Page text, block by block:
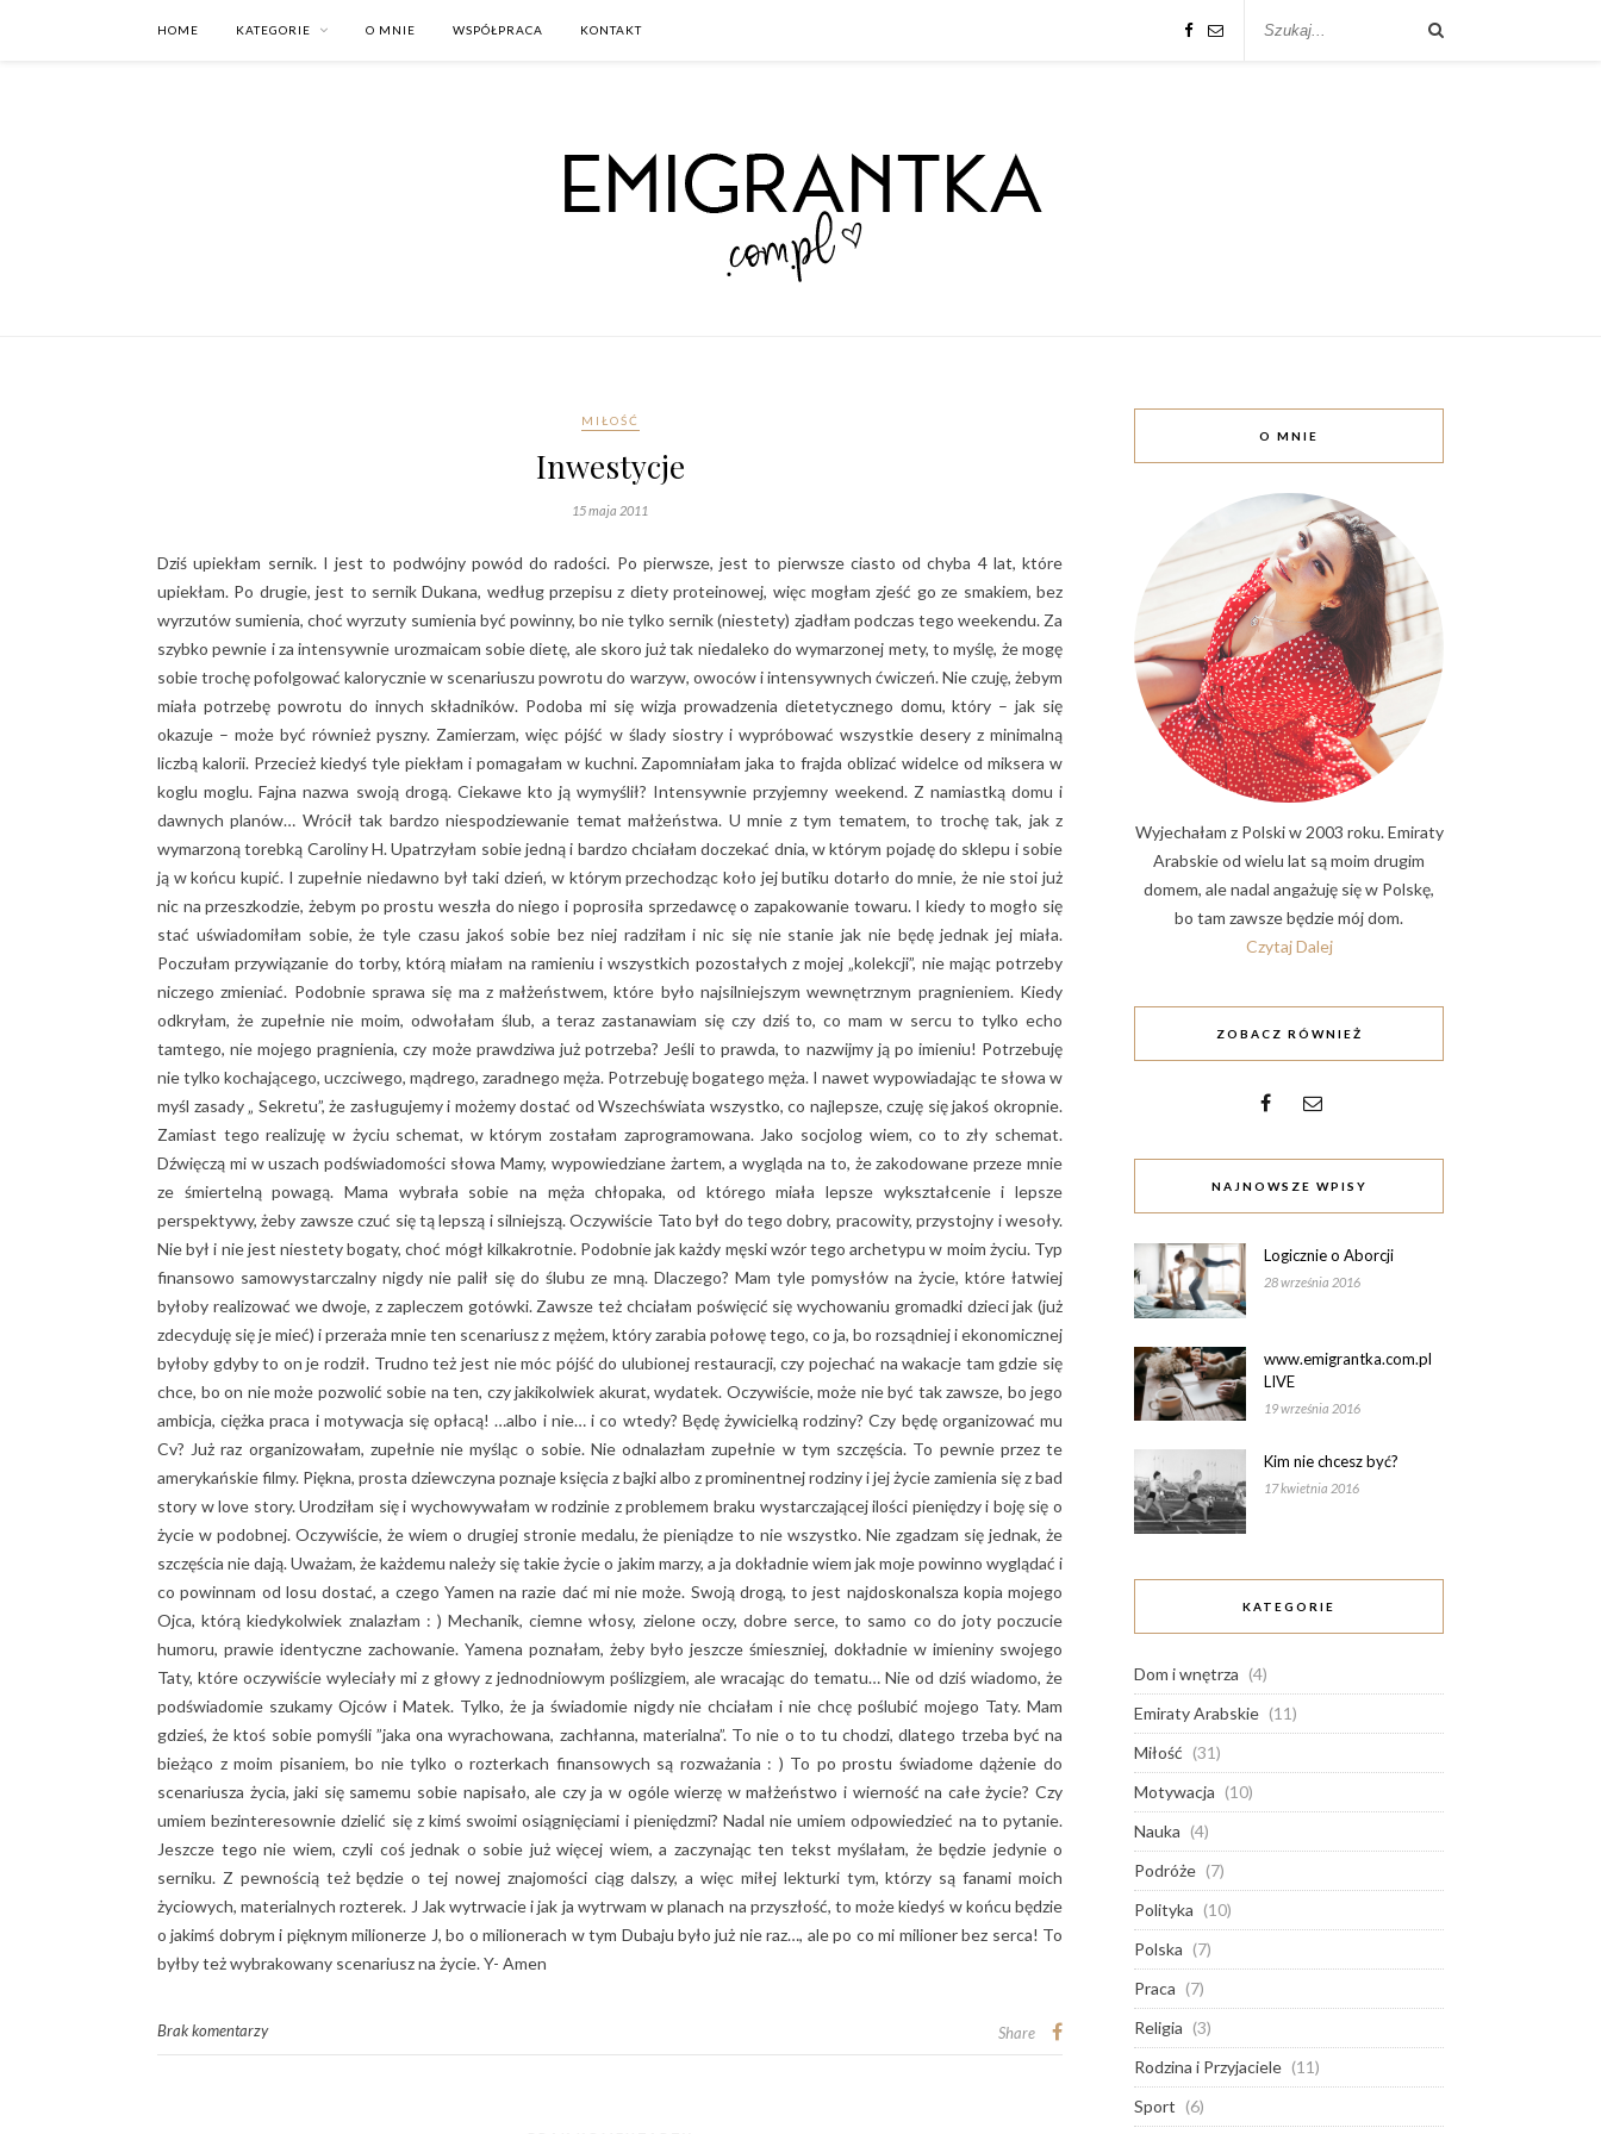
HOME KATEGORIE O MNIE WSPÓŁPRACA KONTAKT
MIŁOŚĆ
Inwestycje
15 maja 2011
Dziś upiekłam sernik. I jest to podwójny powód do radości. Po pierwsze, jest to pierwsze ciasto od chyba 4 lat, które
upiekłam. Po drugie, jest to sernik Dukana, według przepisu z diety proteinowej, więc mogłam zjeść go ze smakiem, bez
wyrzutów sumienia, choć wyrzuty sumienia być powinny, bo nie tylko sernik (niestety) zjadłam podczas tego weekendu. Za
szybko pewnie i za intensywnie urozmaicam sobie dietę, ale skoro już tak niedaleko do wymarzonej mety, to myślę, że mogę
sobie trochę pofolgować kalorycznie w scenariuszu powrotu do warzyw, owoców i intensywnych ćwiczeń. Nie czuję, żebym
miała potrzebę powrotu do innych składników. Podoba mi się wizja prowadzenia dietetycznego domu, który – jak się
okazuje – może być również pyszny. Zamierzam, więc pójść w ślady siostry i wypróbować wszystkie desery z minimalną
liczbą kalorii. Przecież kiedyś tyle piekłam i pomagałam w kuchni. Zapomniałam jaka to frajda oblizać widelce od miksera w
koglu moglu. Fajna nazwa swoją drogą. Ciekawe kto ją wymyślił? Intensywnie przyjemny weekend. Z namiastką domu i
dawnych planów… Wrócił tak bardzo niespodziewanie temat małżeństwa. U mnie z tym tematem, to trochę tak, jak z
wymarzoną torebką Caroliny H. Upatrzyłam sobie jedną i bardzo chciałam doczekać dnia, w którym pojadę do sklepu i sobie
ją w końcu kupić. I zupełnie niedawno był taki dzień, w którym przechodząc koło jej butiku dotarło do mnie, że nie stoi już
nic na przeszkodzie, żebym po prostu weszła do niego i poprosiła sprzedawcę o zapakowanie towaru. I kiedy to mogło się
stać uświadomiłam sobie, że tyle czasu jakoś sobie bez niej radziłam i nic się nie stanie jak nie będę jednak jej miała.
Poczułam przywiązanie do torby, którą miałam na ramieniu i wszystkich pozostałych z mojej „kolekcji”, nie mając potrzeby
niczego zmieniać. Podobnie sprawa się ma z małżeństwem, które było najsilniejszym wewnętrznym pragnieniem. Kiedy
odkryłam, że zupełnie nie moim, odwołałam ślub, a teraz zastanawiam się czy dziś to, co mam w sercu to tylko echo
tamtego, nie mojego pragnienia, czy może prawdziwa już potrzeba? Jeśli to prawda, to nazwijmy ją po imieniu! Potrzebuję
nie tylko kochającego, uczciwego, mądrego, zaradnego męża. Potrzebuję bogatego męża. I nawet wypowiadając te słowa w
myśl zasady „ Sekretu”, że zasługujemy i możemy dostać od Wszechświata wszystko, co najlepsze, czuję się jakoś okropnie.
Zamiast tego realizuję w życiu schemat, w którym zostałam zaprogramowana. Jako socjolog wiem, co to zły schemat.
Dźwięczą mi w uszach podświadomości słowa Mamy, wypowiedziane żartem, a wygląda na to, że zakodowane przeze mnie
ze śmiertelną powagą. Mama wybrała sobie na męża chłopaka, od którego miała lepsze wykształcenie i lepsze
perspektywy, żeby zawsze czuć się tą lepszą i silniejszą. Oczywiście Tato był do tego dobry, pracowity, przystojny i wesoły.
Nie był i nie jest niestety bogaty, choć mógł kilkakrotnie. Podobnie jak każdy męski wzór tego archetypu w moim życiu. Typ
finansowo samowystarczalny nigdy nie palił się do ślubu ze mną. Dlaczego? Mam tyle pomysłów na życie, które łatwiej
byłoby realizować we dwoje, z zapleczem gotówki. Zawsze też chciałam poświęcić się wychowaniu gromadki dzieci jak (już
zdecyduję się je mieć) i przeraża mnie ten scenariusz z mężem, który zarabia połowę tego, co ja, bo rozsądniej i ekonomicznej
byłoby gdyby to on je rodził. Trudno też jest nie móc pójść do ulubionej restauracji, czy pojechać na wakacje tam gdzie się
chce, bo on nie może pozwolić sobie na ten, czy jakikolwiek akurat, wydatek. Oczywiście, może nie być tak zawsze, bo jego
ambicja, ciężka praca i motywacja się opłacą! …albo i nie… i co wtedy? Będę żywicielką rodziny? Czy będę organizować mu
Cv? Już raz organizowałam, zupełnie nie myśląc o sobie. Nie odnalazłam zupełnie w tym szczęścia. To pewnie przez te
amerykańskie filmy. Piękna, prosta dziewczyna poznaje księcia z bajki albo z prominentnej rodziny i jej życie zamienia się z bad
story w love story. Urodziłam się i wychowywałam w rodzinie z problemem braku wystarczającej ilości pieniędzy i boję się o
życie w podobnej. Oczywiście, że wiem o drugiej stronie medalu, że pieniądze to nie wszystko. Nie zgadzam się jednak, że
szczęścia nie dają. Uważam, że każdemu należy się takie życie o jakim marzy, a ja dokładnie wiem jak moje powinno wyglądać i
co powinnam od losu dostać, a czego Yamen na razie dać mi nie może. Swoją drogą, to jest najdoskonalsza kopia mojego
Ojca, którą kiedykolwiek znalazłam : ) Mechanik, ciemne włosy, zielone oczy, dobre serce, to samo co do joty poczucie
humoru, prawie identyczne zachowanie. Yamena poznałam, żeby było jeszcze śmieszniej, dokładnie w imieniny swojego
Taty, które oczywiście wyleciały mi z głowy z jednodniowym poślizgiem, ale wracając do tematu… Nie od dziś wiadomo, że
podświadomie szukamy Ojców i Matek. Tylko, że ja świadomie nigdy nie chciałam i nie chcę poślubić mojego Taty. Mam
gdzieś, że ktoś sobie pomyśli ”jaka ona wyrachowana, zachłanna, materialna”. To nie o to tu chodzi, dlatego trzeba być na
bieżąco z moim pisaniem, bo nie tylko o rozterkach finansowych są rozważania : ) To po prostu świadome dążenie do
scenariusza życia, jaki się samemu sobie napisało, ale czy ja w ogóle wierzę w małżeństwo i wierność na całe życie? Czy
umiem bezinteresownie dzielić się z kimś swoimi osiągnięciami i pieniędzmi? Nadal nie umiem odpowiedzieć na to pytanie.
Jeszcze tego nie wiem, czyli coś jednak o sobie już więcej wiem, a zaczynając ten tekst myślałam, że będzie jedynie o
serniku. Z pewnością też będzie o tej nowej znajomości ciąg dalszy, a więc miłej lekturki tym, którzy są fanami moich
życiowych, materialnych rozterek. J Jak wytrwacie i jak ja wytrwam w planach na przyszłość, to może kiedyś w końcu będzie
o jakimś dobrym i pięknym milionerze J, bo o milionerach w tym Dubaju było już nie raz…, ale po co mi milioner bez serca! To
byłby też wybrakowany scenariusz na życie. Y- Amen
Brak komentarzy Share
O MNIE
Wyjechałam z Polski w 2003 roku. Emiraty
Arabskie od wielu lat są moim drugim
domem, ale nadal angażuję się w Polskę,
bo tam zawsze będzie mój dom.
Czytaj Dalej
ZOBACZ RÓWNIEŻ
NAJNOWSZE WPISY
Logicznie o Aborcji
28 września 2016
www.emigrantka.com.pl
LIVE
19 września 2016
Kim nie chcesz być?
17 kwietnia 2016
KATEGORIE
Dom i wnętrza (4)
Emiraty Arabskie (11)
Miłość (31)
Motywacja (10)
Nauka (4)
Podróże (7)
Polityka (10)
Polska (7)
Praca (7)
Religia (3)
Rodzina i Przyjaciele (11)
Sport (6)